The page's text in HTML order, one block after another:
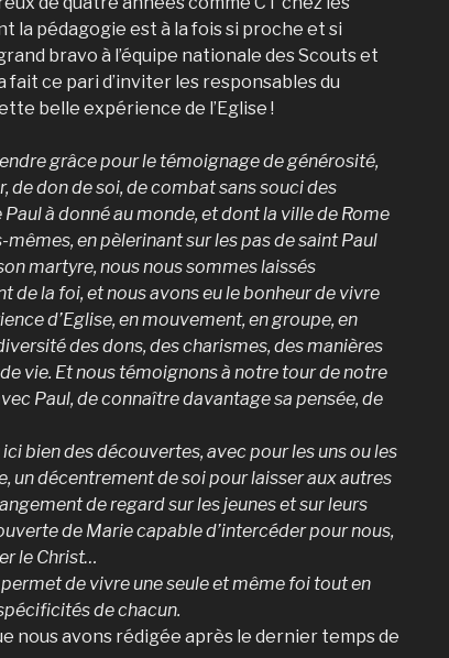
la pédagogie est à la fois si proche et si
bravo à l’équipe nationale des Scouts et
fait ce pari d’inviter les responsables du
belle expérience de l’Eglise !
grâce pour le témoignage de générosité,
de don de soi, de combat sans souci des
à donné au monde, et dont la ville de Rome
en pèlerinant sur les pas de saint Paul
martyre, nous nous sommes laissés
de la foi, et nous avons eu le bonheur de vivre
d’Eglise, en mouvement, en groupe, en
des dons, des charismes, des manières
vie. Et nous témoignons à notre tour de notre
Paul, de connaître davantage sa pensée, de
bien des découvertes, avec pour les uns ou les
un décentrement de soi pour laisser aux autres
de regard sur les jeunes et sur leurs
de Marie capable d’intercéder pour nous,
le Christ…
de vivre une seule et même foi tout en
de chacun.
nous avons rédigée après le dernier temps de